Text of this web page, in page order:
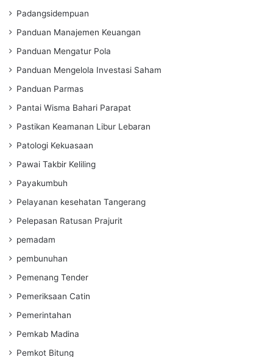
Padangsidempuan
Panduan Manajemen Keuangan
Panduan Mengatur Pola
Panduan Mengelola Investasi Saham
Panduan Parmas
Pantai Wisma Bahari Parapat
Pastikan Keamanan Libur Lebaran
Patologi Kekuasaan
Pawai Takbir Keliling
Payakumbuh
Pelayanan kesehatan Tangerang
Pelepasan Ratusan Prajurit
pemadam
pembunuhan
Pemenang Tender
Pemeriksaan Catin
Pemerintahan
Pemkab Madina
Pemkot Bitung